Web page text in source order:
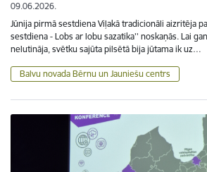
09.06.2026.
Jūnija pirmā sestdiena Viļakā tradicionāli aizritēja
sestdiena - Lobs ar lobu sazatika'' noskaņās. Lai
nelutināja, svētku sajūta pilsētā bija jūtama ik uz…
Balvu novada Bērnu un Jauniešu centrs